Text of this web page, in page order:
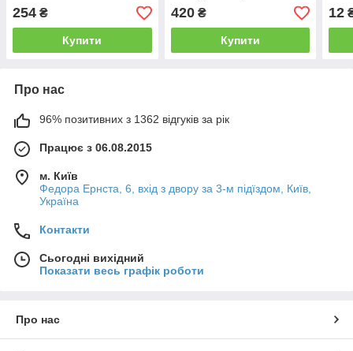
254 ₴
Купити
420₴
Купити
12
Про нас
96% позитивних з 1362 відгуків за рік
Працює з 06.08.2015
м. Київ
Федора Ернста, 6, вхід з двору за 3-м підїздом, Київ,
Україна
Контакти
Сьогодні вихідний
Показати весь графік роботи
Про нас